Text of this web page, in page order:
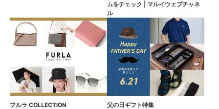
ムをチェック | マルイウェブチャネ
ル
フルラ COLLECTION 父の日ギフト特集